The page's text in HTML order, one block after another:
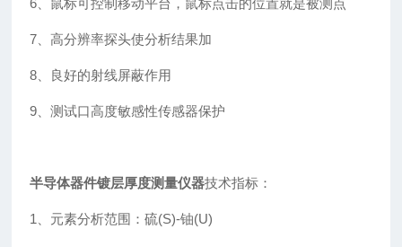
6、鼠标可控制移动平台，鼠标点击的位置就是被测点
7、高分辨率探头使分析结果加
8、良好的射线屏蔽作用
9、测试口高度敏感性传感器保护
半导体器件镀层厚度测量仪器技术指标：
1、元素分析范围：硫(S)-铀(U)